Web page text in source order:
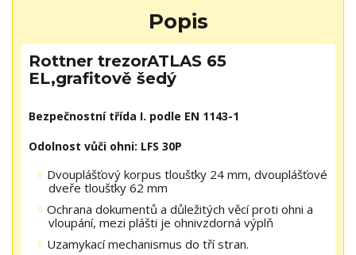
Popis
Rottner trezorATLAS 65
EL,grafitově šedý
Bezpečnostní třída I. podle EN 1143-1
Odolnost vůči ohni: LFS 30P
Dvouplášťový korpus tloušťky 24 mm, dvouplášťové
dveře tloušťky 62 mm
Ochrana dokumentů a důležitých věcí proti ohni a
vloupání, mezi plášti je ohnivzdorná výplň
Uzamykací mechanismus do tří stran.